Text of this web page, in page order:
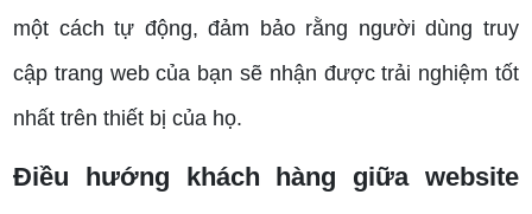
một cách tự động, đảm bảo rằng người dùng truy
cập trang web của bạn sẽ nhận được trải nghiệm tốt
nhất trên thiết bị của họ.
Điều hướng khách hàng giữa website